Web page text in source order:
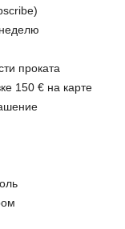
проката
150 € на карте